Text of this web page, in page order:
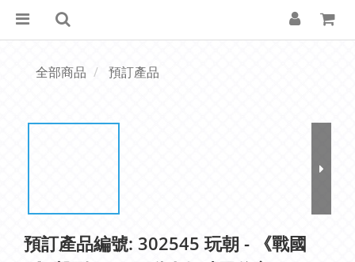
全部商品 預訂產品
預訂產品編號: 302545 玩朝 - 《戰國